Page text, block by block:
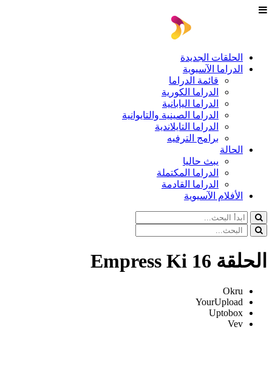
الحلقات الجديدة
الدراما الآسيوية
قائمة الدراما
الدراما الكورية
الدراما اليابانية
الدراما الصينية والتايوانية
الدراما التايلاندية
برامج الترفيه
الحالة
يبث حاليا
الدراما المكتملة
الدراما القادمة
الأفلام الآسيوية
الحلقة 16 Empress Ki
Okru
YourUpload
Uptobox
Vev